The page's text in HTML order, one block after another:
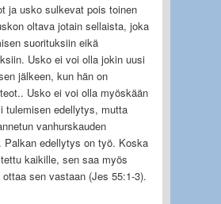
ja usko sulkevat pois toinen
oltava jotain sellaista, joka
suorituksiin eikä
Usko ei voi olla jokin uusi
jälkeen, kun hän on
Usko ei voi olla myöskään
tulemisen edellytys, mutta
vanhurskauden
Palkan edellytys on työ. Koska
kaikille, sen saa myös
sen vastaan (Jes 55:1-3).